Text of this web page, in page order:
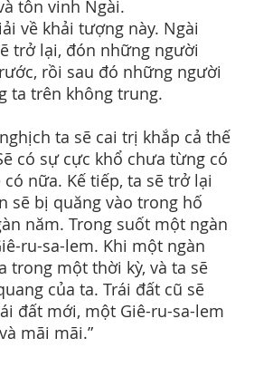
tôn vinh Ngài.
về khải tượng này. Ngài
trở lại, đón những người
rồi sau đó những người
ta trên không trung.
ta sẽ cai trị khắp cả thế
có sự cực khổ chưa từng có
nữa. Kế tiếp, ta sẽ trở lại
sẽ bị quăng vào trong hố
năm. Trong suốt một ngàn
ru-sa-lem. Khi một ngàn
trong một thời kỳ, và ta sẽ
của ta. Trái đất cũ sẽ
đất mới, một Giê-ru-sa-lem
mãi mãi.”